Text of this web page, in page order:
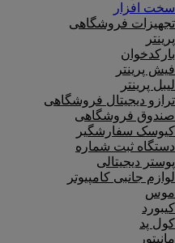
سخت افزار
تجهیزات فروشگاهی
پرینتر
بارکدخوان
فیش پرینتر
لیبل پرینتر
ترازو دیجیتال فروشگاهی
صندوق فروشگاهی
کیوسک سفارشگیر
دستگاه ثبت شماره
پوستر دیجیتالی
لوازم جانبی کامپیوتر
موس
کیبورد
کول پد
مانیتور